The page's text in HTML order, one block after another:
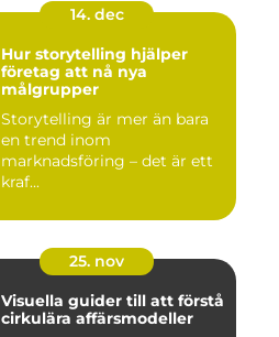
14. dec
Hur storytelling hjälper
företag att nå nya
målgrupper
Storytelling är mer än bara
en trend inom
marknadsföring – det är ett
kraf...
25. nov
Visuella guider till att förstå
cirkulära affärsmodeller